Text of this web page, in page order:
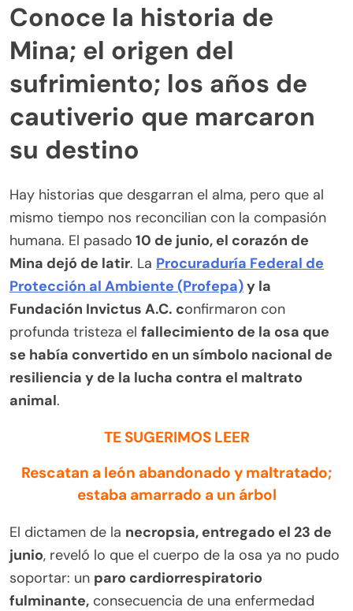
Conoce la historia de
Mina; el origen del
sufrimiento; los años de
cautiverio que marcaron
su destino
Hay historias que desgarran el alma, pero que al
mismo tiempo nos reconcilian con la compasión
humana. El pasado 10 de junio, el corazón de
Mina dejó de latir. La Procuraduría Federal de
Protección al Ambiente (Profepa)y la
Fundación Invictus A.C. confirmaron con
profunda tristeza el fallecimiento de la osa que
se había convertido en un símbolo nacional de
resiliencia y de la lucha contra el maltrato
animal.
TE SUGERIMOS LEER
Rescatan a león abandonado y maltratado;
estaba amarrado a un árbol
El dictamen de la necropsia, entregado el 23 de
junio, reveló lo que el cuerpo de la osa ya no pudo
soportar: un paro cardiorrespiratorio
fulminante, consecuencia de una enfermedad